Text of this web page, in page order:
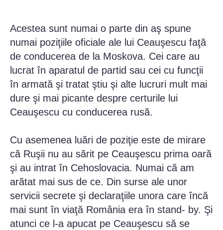
Acestea sunt numai o parte din aş spune
numai poziţiile oficiale ale lui Ceauşescu faţă
de conducerea de la Moskova. Cei care au
lucrat în aparatul de partid sau cei cu funcţii
în armată şi tratat ştiu şi alte lucruri mult mai
dure şi mai picante despre certurile lui
Ceauşescu cu conducerea rusă.
Cu asemenea luări de poziţie este de mirare
că Ruşii nu au sărit pe Ceauşescu prima oară
şi au intrat în Cehoslovacia. Numai că am
arătat mai sus de ce. Din surse ale unor
servicii secrete şi declaraţiile unora care încă
mai sunt în viaţă România era în stand- by. Şi
atunci ce l-a apucat pe Ceauşescu să se